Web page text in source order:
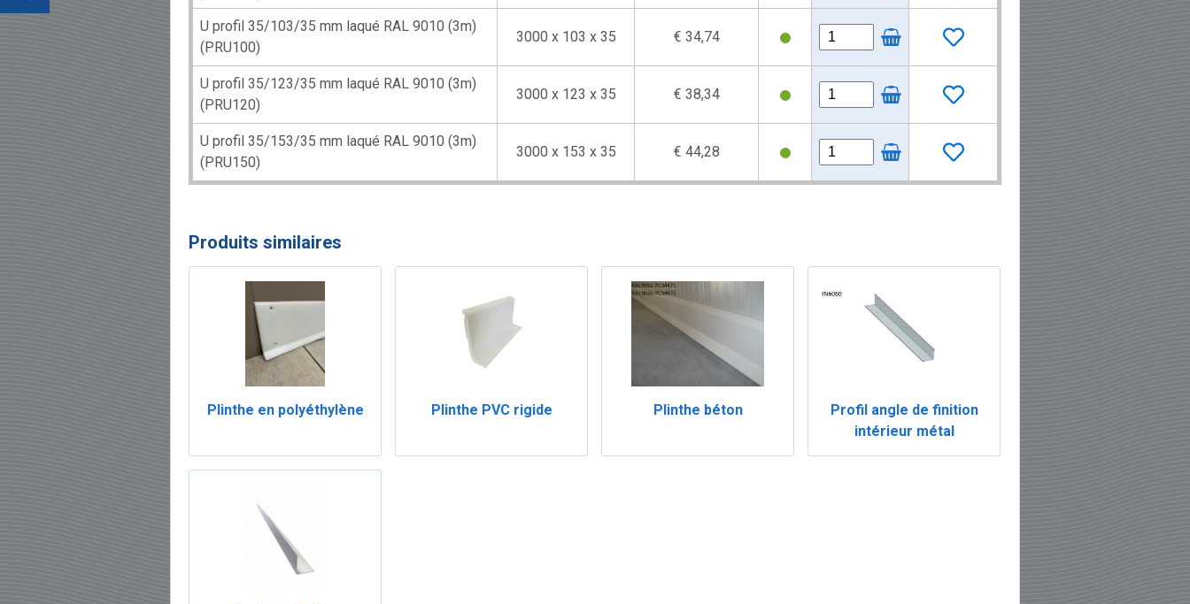
U profil 35/103/35 mm laqué RAL 9010 (3m)
(PRU100)
3000 x 103 x 35 € 34,74
U profil 35/123/35 mm laqué RAL 9010 (3m)
(PRU120)
3000 x 123 x 35 € 38,34
U profil 35/153/35 mm laqué RAL 9010 (3m)
(PRU150)
3000 x 153 x 35 € 44,28
Produits similaires
Plinthe en polyéthylène Plinthe PVC rigide Plinthe béton
Profil angle de finition
intérieur métal